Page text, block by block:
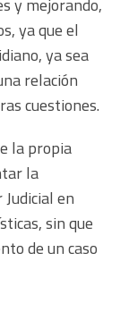
y mejorando,
ya que el
ya sea
relación
cuestiones.
la propia
la
en
sin que
de un caso